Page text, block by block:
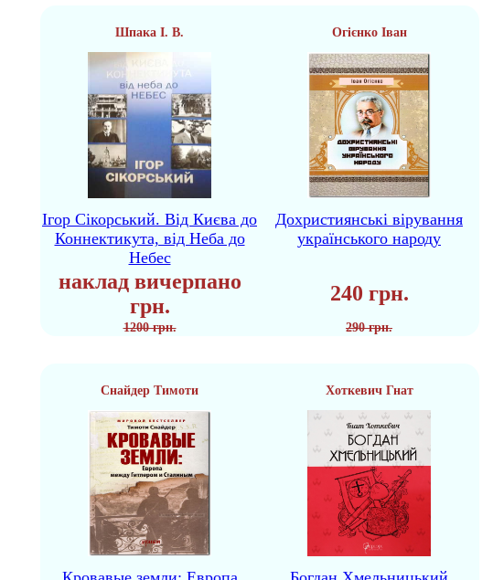
Шпака І. В. Огієнко Іван
Ігор Сікорський. Від Києва до
Коннектикута, від Неба до
Небес
Дохристиянські вірування
українського народу
наклад вичерпано
грн.
240 грн.
1200 грн. 290 грн.
Снайдер Тимоти Хоткевич Гнат